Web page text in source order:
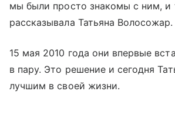
мы были просто знакомы с ним, и
рассказывала Татьяна Волосожар.
15 мая 2010 года они впервые
в пару. Это решение и сегодня
лучшим в своей жизни.